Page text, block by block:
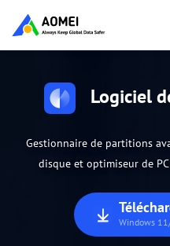
Logiciel
Gestionnaire de partitions
disque et optimiseur de
Windows